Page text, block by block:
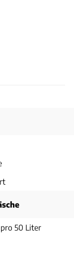
50 Liter